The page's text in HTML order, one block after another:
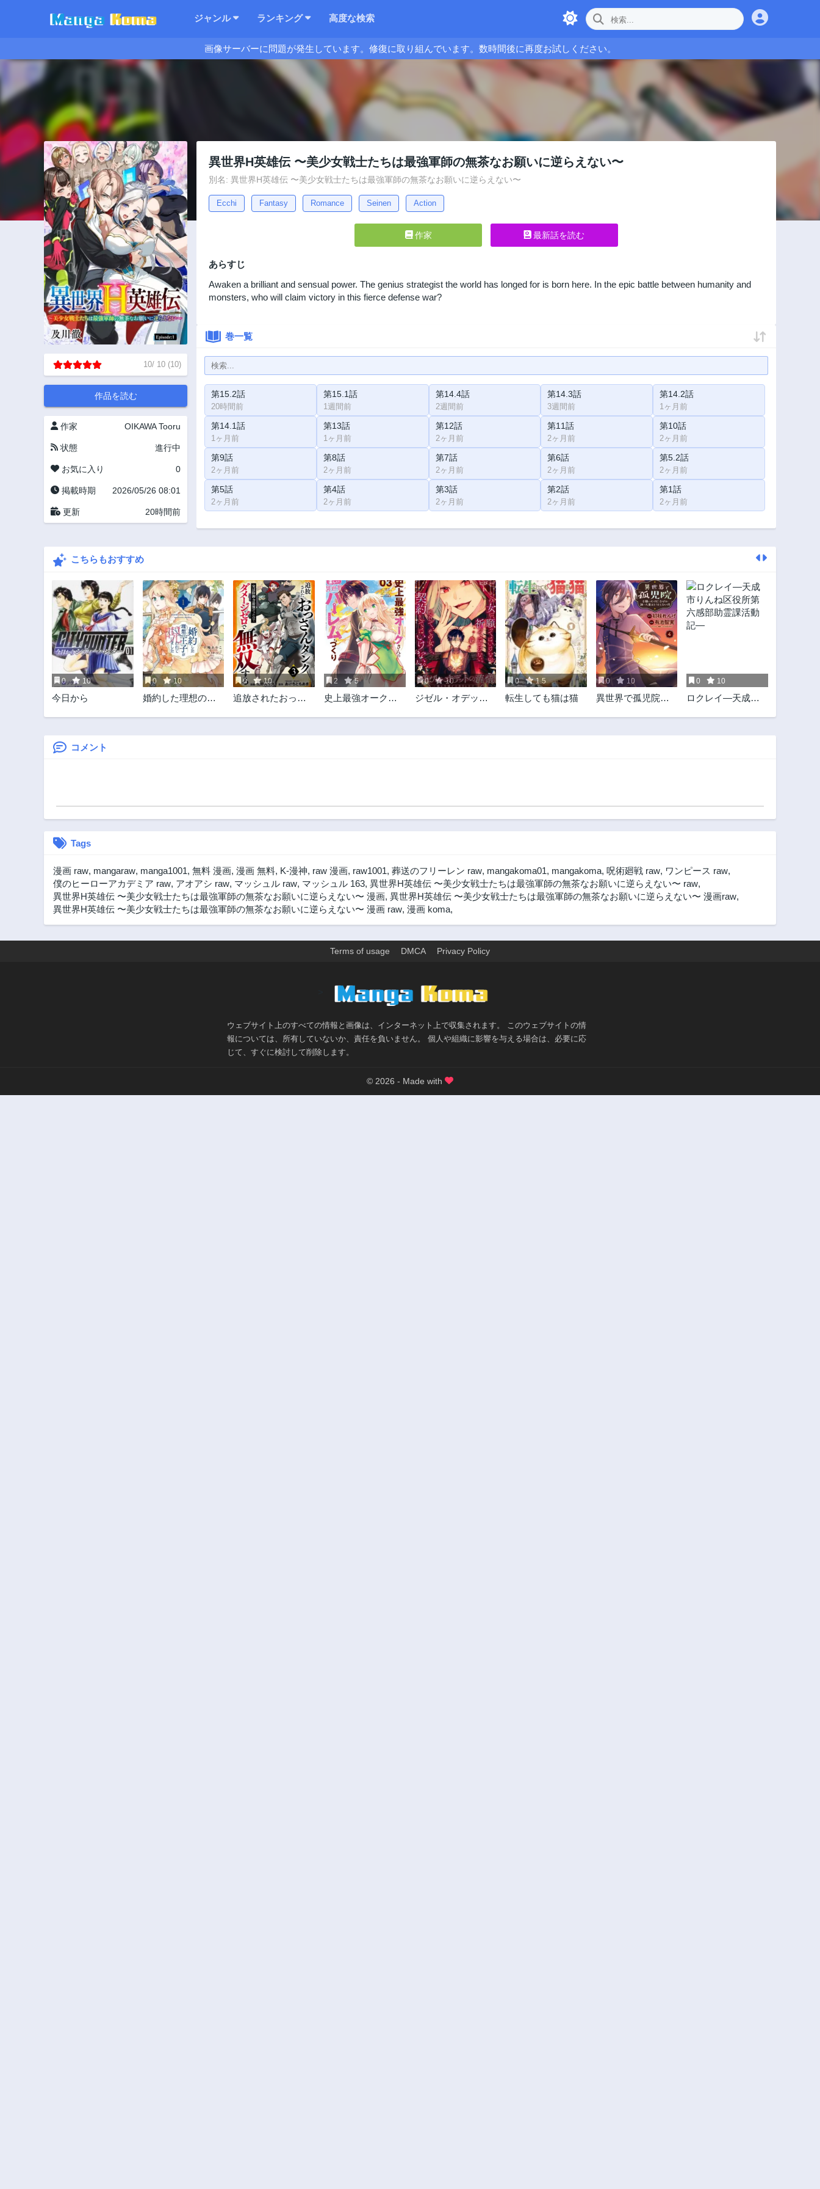
ジャンル ランキング 高度な検索
画像サーバーに問題が発生しています。修復に取り組んでいます。数時間後に再度お試しください。
10/ 10 (10)
作品を読む
作家 OIKAWA Tooru
状態 進行中
お気に入り 0
掲載時期 2026/05/26 08:01
更新 20時間前
異世界H英雄伝 〜美少女戦士たちは最強軍師の無茶なお願いに逆らえない〜
別名: 異世界H英雄伝 〜美少女戦士たちは最強軍師の無茶なお願いに逆らえない〜
Ecchi Fantasy Romance Seinen Action
作家 最新話を読む
あらすじ
Awaken a brilliant and sensual power. The genius strategist the world has longed for is born here. In the epic battle between humanity and
monsters, who will claim victory in this fierce defense war?
巻一覧
第15.2話
20時間前
第15.1話
1週間前
第14.4話
2週間前
第14.3話
3週間前
第14.2話
1ヶ月前
第14.1話
1ヶ月前
第13話
1ヶ月前
第12話
2ヶ月前
第11話
2ヶ月前
第10話
2ヶ月前
第9話
2ヶ月前
第8話
2ヶ月前
第7話
2ヶ月前
第6話
2ヶ月前
第5.2話
2ヶ月前
第5話
2ヶ月前
第4話
2ヶ月前
第3話
2ヶ月前
第2話
2ヶ月前
第1話
2ヶ月前
こちらもおすすめ
0 10
今日から
0 10
婚約した理想の王
0 10
追放されたおっさ
でダメージゼロで
2 5
史上最強オークさ
0 10
ジゼル・オデット
0 1.5
転生しても猫は猫
0 10
異世界で孤児院を
としない件
0 10
ロクレイ―天成市
―
コメント
Tags
漫画 raw, mangaraw, manga1001, 無料 漫画, 漫画 無料, K-漫神, raw 漫画, raw1001, 葬送のフリーレン raw, mangakoma01, mangakoma, 呪術廻戦 raw, ワンピース raw,
僕のヒーローアカデミア raw, アオアシ raw, マッシュル raw, マッシュル 163, 異世界H英雄伝 〜美少女戦士たちは最強軍師の無茶なお願いに逆らえない〜 raw,
異世界H英雄伝 〜美少女戦士たちは最強軍師の無茶なお願いに逆らえない〜 漫画, 異世界H英雄伝 〜美少女戦士たちは最強軍師の無茶なお願いに逆らえない〜 漫画raw,
異世界H英雄伝 〜美少女戦士たちは最強軍師の無茶なお願いに逆らえない〜 漫画 raw, 漫画 koma,
Terms of usage DMCA Privacy Policy
ウェブサイト上のすべての情報と画像は、インターネット上で収集されます。 このウェブサイトの情
報については、所有していないか、責任を負いません。 個人や組織に影響を与える場合は、必要に応
じて、すぐに検討して削除します。
© 2026 - Made with